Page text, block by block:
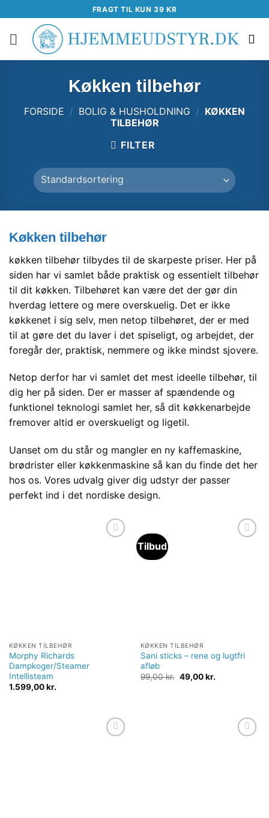
til
indhold
FRAGT TIL KUN 39 KR
Køkken tilbehør
FORSIDE / BOLIG & HUSHOLDNING / KØKKEN
TILBEHØR
FILTER
Køkken tilbehør
køkken tilbehør tilbydes til de skarpeste priser. Her på
siden har vi samlet både praktisk og essentielt tilbehør
til dit køkken. Tilbehøret kan være det der gør din
hverdag lettere og mere overskuelig. Det er ikke
køkkenet i sig selv, men netop tilbehøret, der er med
til at gøre det du laver i det spiseligt, og arbejdet, der
foregår der, praktisk, nemmere og ikke mindst sjovere.
Netop derfor har vi samlet det mest ideelle tilbehør, til
dig her på siden. Der er masser af spændende og
funktionel teknologi samlet her, så dit køkkenarbejde
fremover altid er overskueligt og ligetil.
Uanset om du står og mangler en ny kaffemaskine,
brødrister eller køkkenmaskine så kan du finde det her
hos os. Vores udvalg giver dig udstyr der passer
perfekt ind i det nordiske design.
KØKKEN TILBEHØR
Morphy Richards
Dampkoger/Steamer
Intellisteam
1.599,00kr.
Tilbud
KØKKEN TILBEHØR
Sani sticks – rene og lugtfri
afløb
99,00kr. Original
price
49,00kr.